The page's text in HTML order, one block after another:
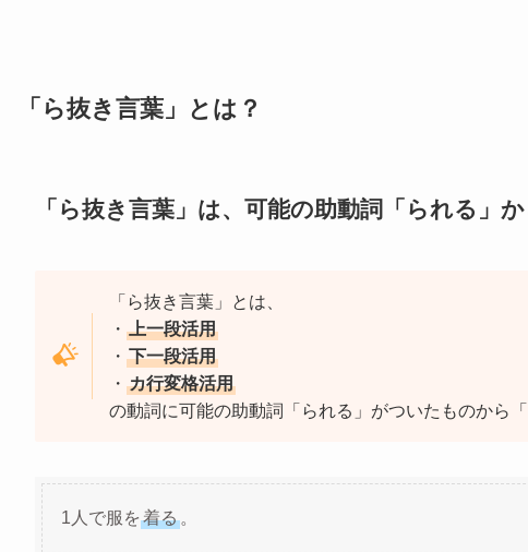
「ら抜き言葉」とは？
「ら抜き言葉」は、可能の助動詞「られる」
「ら抜き言葉」とは、
・ 上一段活用
・ 下一段活用
・ カ行変格活用
の動詞に可能の助動詞「られる」がついたものから
1人で服を 着る 。